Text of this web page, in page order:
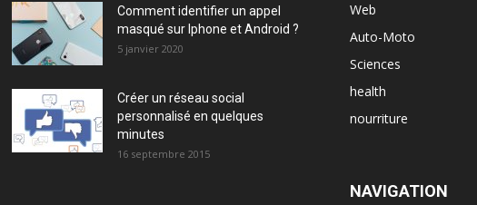
Comment identifier un appel
masqué sur Iphone et Android ?
5 janvier 2020
Créer un réseau social
personnalisé en quelques
minutes
16 septembre 2015
Web
Auto-Moto
Sciences
health
nourriture
NAVIGATION